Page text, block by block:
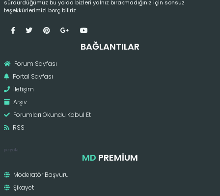
sürdürdüğümüz bu yolda bizleri yalnız bırakmadığınız için sonsuz
teşekkürlerimizi borç biliriz.
BAĞLANTILAR
Forum Sayfası
Portal Sayfası
İletişim
Arşiv
Forumları Okundu Kabul Et
RSS
pergola
MD PREMIUM
Moderatör Başvuru
Şikayet